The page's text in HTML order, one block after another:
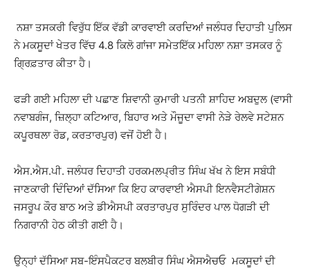
ਨਸ਼ਾ ਤਸਕਰੀ ਵਿਰੁੱਧ ਇੱਕ ਵੱਡੀ ਕਾਰਵਾਈ ਕਰਦਿਆਂ ਜਲੰਧਰ ਦਿਹਾਤੀ ਪੁਲਿਸ
ਨੇ ਮਕਸੂਦਾਂ ਖੇਤਰ ਵਿੱਚ 4.8 ਕਿਲੋ ਗਾਂਜਾ ਸਮੇਤਇੱਕ ਮਹਿਲਾ ਨਸ਼ਾ ਤਸਕਰ ਨੂੰ
ਗ੍ਰਿਫ਼ਤਾਰ ਕੀਤਾ ਹੈ।
ਫੜੀ ਗਈ ਮਹਿਲਾ ਦੀ ਪਛਾਣ ਸ਼ਿਵਾਨੀ ਕੁਮਾਰੀ ਪਤਨੀ ਸ਼ਾਹਿਦ ਅਬਦੁਲ (ਵਾਸੀ
ਨਵਾਬਗੰਜ, ਜ਼ਿਲ੍ਹਾ ਕਟਿਆਰ, ਬਿਹਾਰ ਅਤੇ ਮੌਜੂਦਾ ਵਾਸੀ ਨੇੜੇ ਰੇਲਵੇ ਸਟੇਸ਼ਨ
ਕਪੂਰਥਲਾ ਰੋਡ, ਕਰਤਾਰਪੁਰ) ਵਜੋਂ ਹੋਈ ਹੈ।
ਐਸ.ਐਸ.ਪੀ. ਜਲੰਧਰ ਦਿਹਾਤੀ ਹਰਕਮਲਪ੍ਰੀਤ ਸਿੰਘ ਖੱਖ ਨੇ ਇਸ ਸਬੰਧੀ
ਜਾਣਕਾਰੀ ਦਿੰਦਿਆਂ ਦੱਸਿਆ ਕਿ ਇਹ ਕਾਰਵਾਈ ਐਸਪੀ ਇਨਵੈਸਟੀਗੇਸ਼ਨ
ਜਸਰੂਪ ਕੌਰ ਬਾਠ ਅਤੇ ਡੀਐਸਪੀ ਕਰਤਾਰਪੁਰ ਸੁਰਿੰਦਰ ਪਾਲ ਧੋਗੜੀ ਦੀ
ਨਿਗਰਾਨੀ ਹੇਠ ਕੀਤੀ ਗਈ ਹੈ।
ਉਨ੍ਹਾਂ ਦੱਸਿਆ ਸਬ-ਇੰਸਪੈਕਟਰ ਬਲਬੀਰ ਸਿੰਘ ਐਸਐਚਓ ਮਕਸੂਦਾਂ ਦੀ